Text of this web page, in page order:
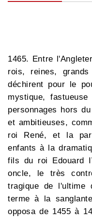
1465. Entre
rois, reines,
déchirent pour le
mystique,
personnages hors
et ambitieuses,
roi René, et la
enfants à la
fils du roi Edouard
oncle, le très
tragique de l'ultime
terme à la
opposa de 1455 à